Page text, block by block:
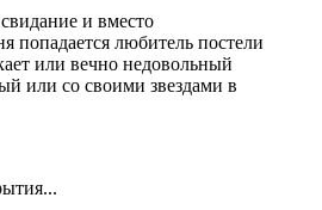
и вместо
попадается любитель постели
или вечно недовольный
или со своими звездами в